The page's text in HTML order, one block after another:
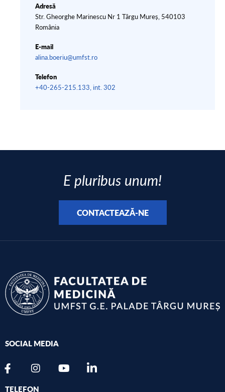
Adresă
Str. Gheorghe Marinescu Nr 1 Târgu Mureș, 540103
România
E-mail
alina.boeriu@umfst.ro
Telefon
+40-265-215.133, int. 302
E pluribus unum!
CONTACTEAZĂ-NE
SOCIAL MEDIA
TELEFON